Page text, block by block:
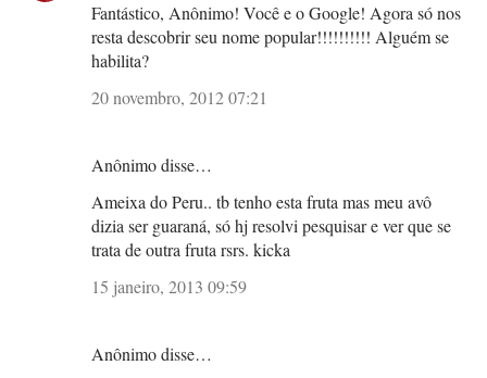
Fantástico, Anônimo! Você e o Google! Agora só nos
resta descobrir seu nome popular!!!!!!!!!! Alguém se
habilita?
20 novembro, 2012 07:21
Anônimo disse…
Ameixa do Peru.. tb tenho esta fruta mas meu avô
dizia ser guaraná, só hj resolvi pesquisar e ver que se
trata de outra fruta rsrs. kicka
15 janeiro, 2013 09:59
Anônimo disse…